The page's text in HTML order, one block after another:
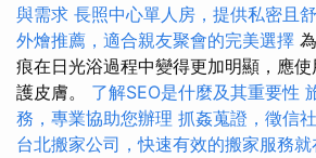
與需求 長照中心單人房，提供私密且
外燴推薦，適合親友聚會的完美選擇
痕在日光浴過程中變得更加明顯，應
護皮膚。 了解SEO是什麼及其重要性
務，專業協助您辦理 抓姦蒐證，徵信
台北搬家公司，快速有效的搬家服務就